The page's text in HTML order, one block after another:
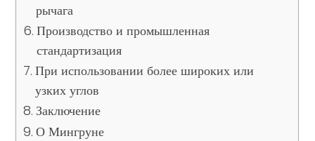
рычага
Производство и промышленная
стандартизация
При использовании более широких или
узких углов
Заключение
О Мингруне